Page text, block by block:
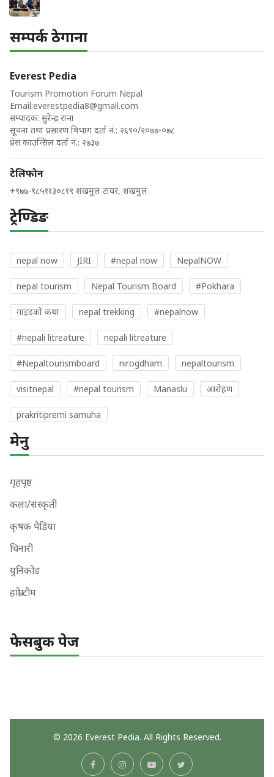
सम्पर्क ठेगाना
Everest Pedia
Tourism Promotion Forum Nepal
Email:everestpedia8@gmail.com
सम्पादकः सुरेन्द्र राना
सूचना तथा प्रसारण विभाग दर्ता नं.: २६९०/२०७७-०७८
प्रेस काउन्सिल दर्ता नं.: २७३७
टेलिफोन
+९७७-९८५११३०८१९ शंखमुल टावर, शंखमुल
ट्रेण्डिङ
nepal now JIRI #nepal now NepalNOW
nepal tourism Nepal Tourism Board #Pokhara
गाइडकाे कथा nepal trekking #nepalnow
#nepali litreature nepali litreature
#Nepaltourismboard nirogdham nepaltourism
visitnepal #nepal tourism Manaslu आराेहण
prakritipremi samuha
मेनु
गृहपृष्ठ
कला/संस्कृती
कृषक पेडिया
चिनारी
युनिकोड
हाम्रो टीम
फेसबुक पेज
© 2026 Everest Pedia. All Rights Reserved.